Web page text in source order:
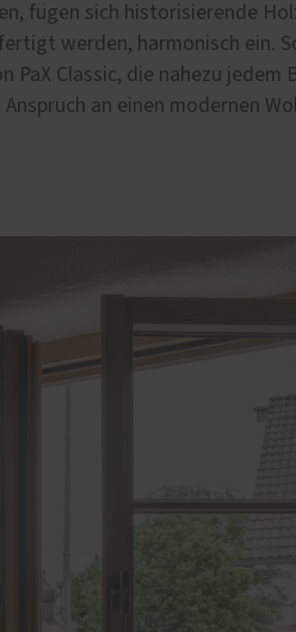
fügen sich historisierende
werden, harmonisch ein.
PaX Classic, die nahezu jedem
Anspruch an einen modernen